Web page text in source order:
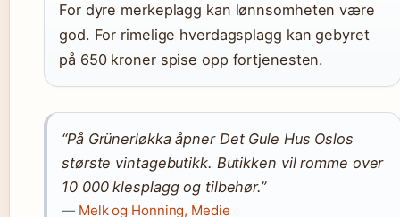
For dyre merkeplagg kan lønnsomheten være
god. For rimelige hverdagsplagg kan gebyret
på 650 kroner spise opp fortjenesten.
“På Grünerløkka åpner Det Gule Hus Oslos
største vintagebutikk. Butikken vil romme over
10 000 klesplagg og tilbehør.”
— Melk og Honning, Medie